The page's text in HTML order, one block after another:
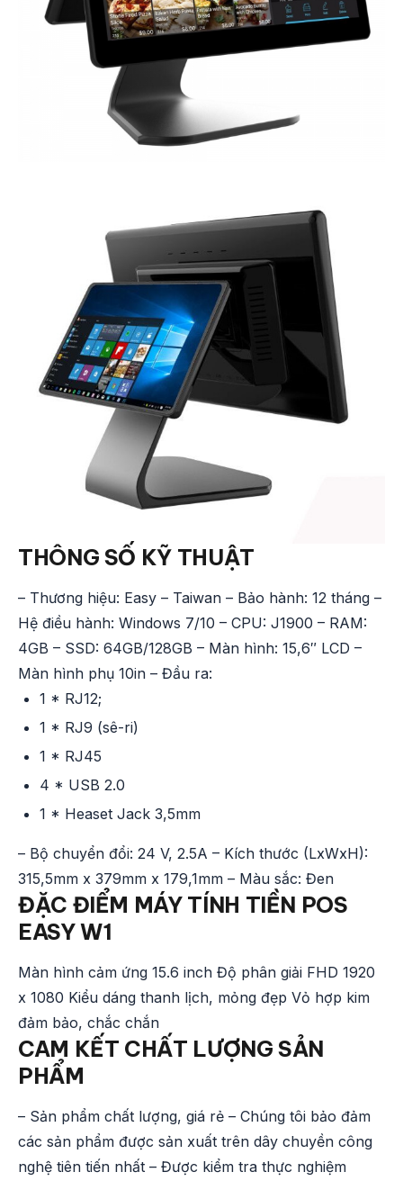
THÔNG SỐ KỸ THUẬT
– Thương hiệu: Easy – Taiwan – Bảo hành: 12 tháng –
Hệ điều hành: Windows 7/10 – CPU: J1900 – RAM:
4GB – SSD: 64GB/128GB – Màn hình: 15,6″ LCD –
Màn hình phụ 10in – Đầu ra:
1 * RJ12;
1 * RJ9 (sê-ri)
1 * RJ45
4 * USB 2.0
1 * Heaset Jack 3,5mm
– Bộ chuyển đổi: 24 V, 2.5A – Kích thước (LxWxH):
315,5mm x 379mm x 179,1mm – Màu sắc: Đen
ĐẶC ĐIỂM MÁY TÍNH TIỀN POS
EASY W1
Màn hình cảm ứng 15.6 inch Độ phân giải FHD 1920
x 1080 Kiểu dáng thanh lịch, mỏng đẹp Vỏ hợp kim
đảm bảo, chắc chắn
CAM KẾT CHẤT LƯỢNG SẢN
PHẨM
– Sản phẩm chất lượng, giá rẻ – Chúng tôi bảo đảm
các sản phẩm được sản xuất trên dây chuyền công
nghệ tiên tiến nhất – Được kiểm tra thực nghiệm